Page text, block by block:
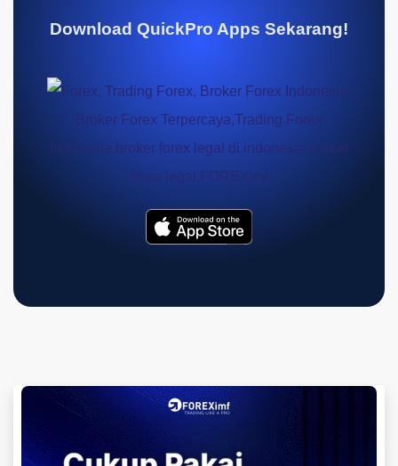
Download QuickPro Apps Sekarang!